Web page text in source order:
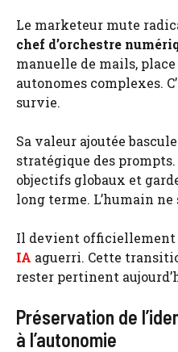
Le marketeur mute
chef d’orchestre
manuelle de mails,
autonomes complexes.
survie.
Sa valeur ajoutée
stratégique des
objectifs globaux et
long terme. L’humain
Il devient officiellement
IA aguerri. Cette
rester pertinent
Préservation de
à l’autonomie